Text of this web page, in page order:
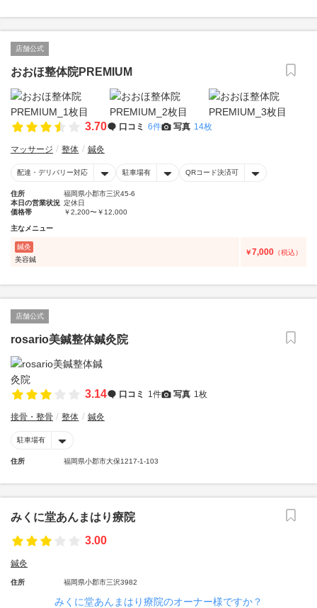
店舗公式
おおほ整体院PREMIUM
3.70 口コミ 6件 写真 14枚
マッサージ 整体 鍼灸
配達・デリバリー対応 駐車場有 QRコード決済可
住所
福岡県小郡市三沢45-6
本日の営業状況 定休日
価格帯
￥2,200〜￥12,000
主なメニュー
鍼灸
美容鍼
￥7,000 （税込）
店舗公式
rosario美鍼整体鍼灸院
3.14 口コミ 1件 写真 1枚
接骨・整骨 整体 鍼灸
駐車場有
住所 福岡県小郡市大保1217-1-103
みくに堂あんまはり療院
3.00
鍼灸
住所 福岡県小郡市三沢3982
みくに堂あんまはり療院のオーナー様ですか？